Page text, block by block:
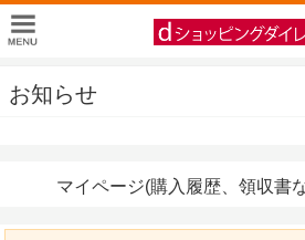
お知らせ
マイページ(購入履歴、領収書